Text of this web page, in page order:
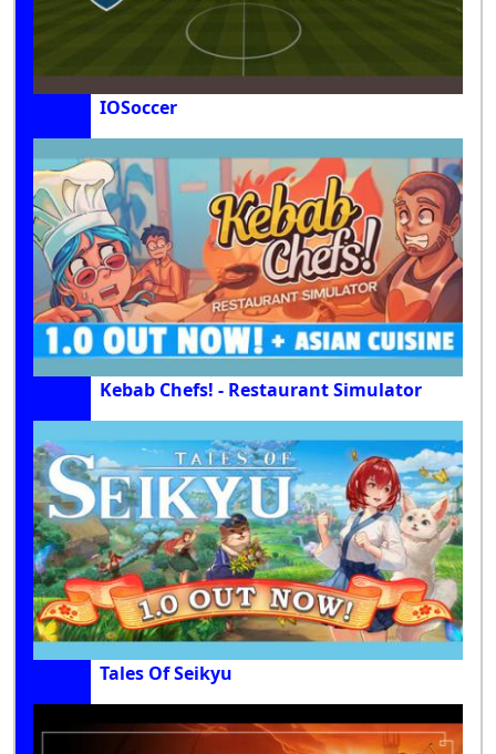
IOSoccer
Kebab Chefs! - Restaurant Simulator
Tales Of Seikyu